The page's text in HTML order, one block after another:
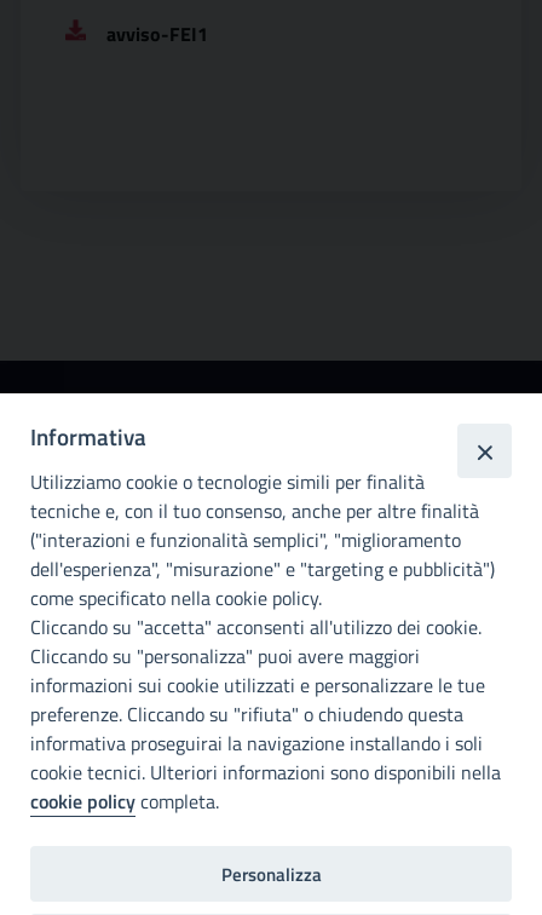
avviso-FEI1
metropolitana di
Palermo
Info e contatti
Città Metropoliitana di Palermo
Via Maqueda, 100 - 90134 - Palermo
Cod. Fisc. 80021470820
PEC: cm.pa@cert.cittametropolitana.pa.it
I nostri canali social
Accessibilità
Città Metropolitana di Palermo si impegna a rendere il proprio sito
web accessibile, conformemente al D.lgs. 10 agosto 2018, n°106
Informativa
Utilizziamo cookie o tecnologie simili per finalità
tecniche e, con il tuo consenso, anche per altre finalità
("interazioni e funzionalità semplici", "miglioramento
dell'esperienza", "misurazione" e "targeting e pubblicità")
come specificato nella cookie policy.
Cliccando su "accetta" acconsenti all'utilizzo dei cookie.
Cliccando su "personalizza" puoi avere maggiori
informazioni sui cookie utilizzati e personalizzare le tue
preferenze. Cliccando su "rifiuta" o chiudendo questa
informativa proseguirai la navigazione installando i soli
cookie tecnici. Ulteriori informazioni sono disponibili nella
cookie policycompleta.
Personalizza